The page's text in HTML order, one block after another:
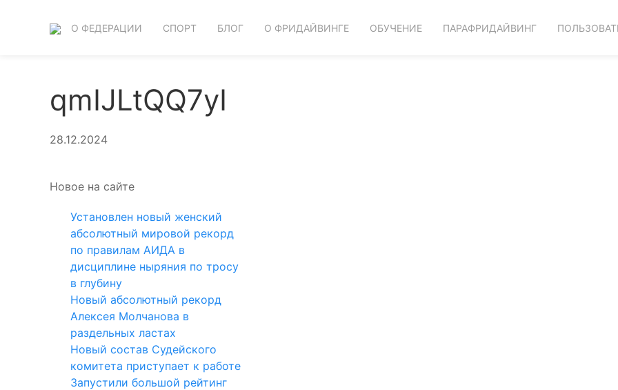
О ФЕДЕРАЦИИ СПОРТ БЛОГ О ФРИДАЙВИНГЕ ОБУЧЕНИЕ ПАРАФРИДАЙВИНГ
qmIJLtQQ7yI
28.12.2024
Новое на сайте
Установлен новый женский
абсолютный мировой рекорд
по правилам АИДА в
дисциплине ныряния по тросу
в глубину
Новый абсолютный рекорд
Алексея Молчанова в
раздельных ластах
Новый состав Судейского
комитета приступает к работе
Запустили большой рейтинг